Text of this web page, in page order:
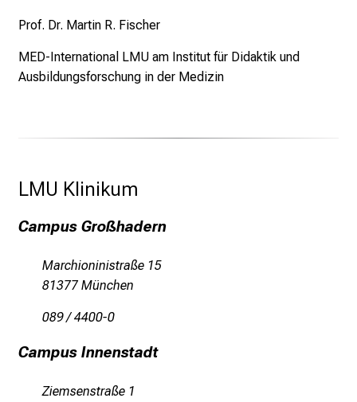
Prof. Dr. Martin R. Fischer
MED-International LMU am Institut für Didaktik und
Ausbildungsforschung in der Medizin
LMU Klinikum
Campus Großhadern
Marchioninistraße 15
81377 München
089 / 4400-0
Campus Innenstadt
Ziemsenstraße 1